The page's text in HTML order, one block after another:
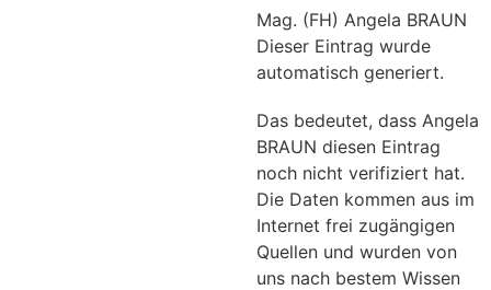
Mag. (FH) Angela BRAUN
Dieser Eintrag wurde
automatisch generiert.
Das bedeutet, dass Angela
BRAUN diesen Eintrag
noch nicht verifiziert hat.
Die Daten kommen aus im
Internet frei zugängigen
Quellen und wurden von
uns nach bestem Wissen